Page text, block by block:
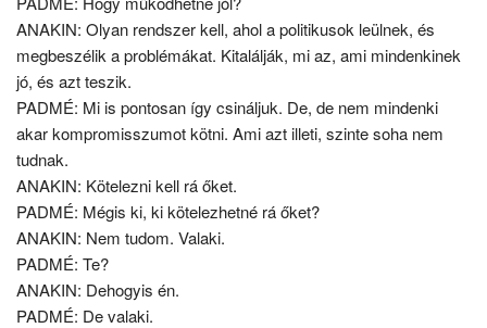
ANAKIN: Olyan rendszer kell, ahol a politikusok leülnek, és
megbeszélik a problémákat. Kitalálják, mi az, ami mindenkinek
jó, és azt teszik.
PADMÉ: Mi is pontosan így csináljuk. De, de nem mindenki
akar kompromisszumot kötni. Ami azt illeti, szinte soha nem
tudnak.
ANAKIN: Kötelezni kell rá őket.
PADMÉ: Mégis ki, ki kötelezhetné rá őket?
ANAKIN: Nem tudom. Valaki.
PADMÉ: Te?
ANAKIN: Dehogyis én.
PADMÉ: De valaki.